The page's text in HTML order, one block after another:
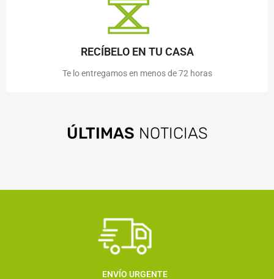
RECÍBELO EN TU CASA
Te lo entregamos en menos de 72 horas
ÚLTIMAS NOTICIAS
ENVÍO URGENTE